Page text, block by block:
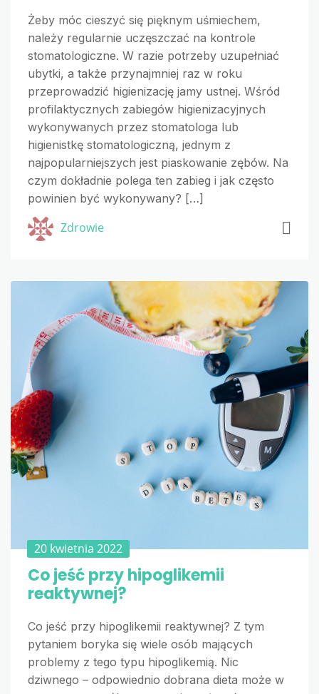
Żeby móc cieszyć się pięknym uśmiechem,
należy regularnie uczęszczać na kontrole
stomatologiczne. W razie potrzeby uzupełniać
ubytki, a także przynajmniej raz w roku
przeprowadzić higienizację jamy ustnej. Wśród
profilaktycznych zabiegów higienizacyjnych
wykonywanych przez stomatologa lub
higienistkę stomatologiczną, jednym z
najpopularniejszych jest piaskowanie zębów. Na
czym dokładnie polega ten zabieg i jak często
powinien być wykonywany? […]
Zdrowie
20 kwietnia 2022
Co jeść przy hipoglikemii
reaktywnej?
Co jeść przy hipoglikemii reaktywnej? Z tym
pytaniem boryka się wiele osób mających
problemy z tego typu hipoglikemią. Nic
dziwnego – odpowiednio dobrana dieta może w